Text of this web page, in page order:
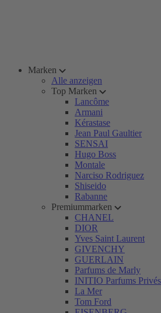
Marken
Alle anzeigen
Top Marken
Lancôme
Armani
Kérastase
Jean Paul Gaultier
SENSAI
Hugo Boss
Montale
Narciso Rodriguez
Shiseido
Rabanne
Premiummarken
CHANEL
DIOR
Yves Saint Laurent
GIVENCHY
GUERLAIN
Parfums de Marly
INITIO Parfums Privés
La Mer
Tom Ford